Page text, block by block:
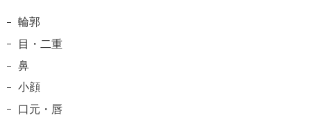
輪郭
目・二重
鼻
小顔
口元・唇